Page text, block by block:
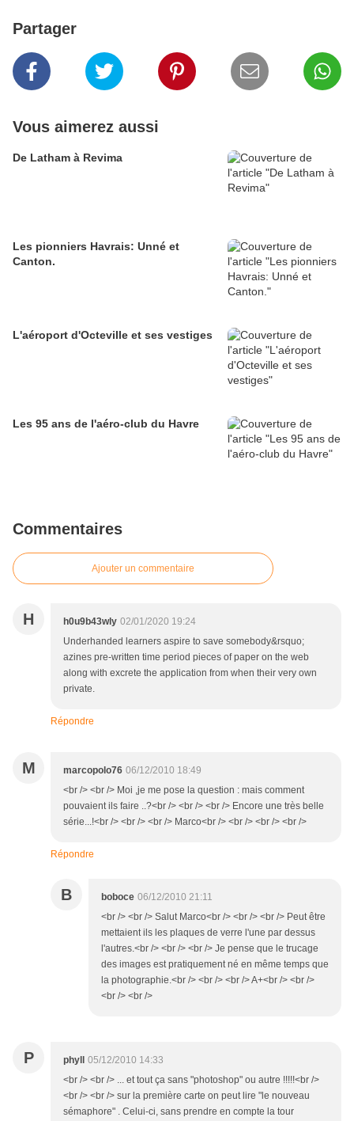
Partager
Vous aimerez aussi
De Latham à Revima
Les pionniers Havrais: Unné et
Canton.
L'aéroport d'Octeville et ses vestiges
Les 95 ans de l'aéro-club du Havre
Commentaires
Ajouter un commentaire
H h0u9b43wly 02/01/2020 19:24
Underhanded learners aspire to save somebody&rsquo;
azines pre-written time period pieces of paper on the web
along with excrete the application from when their very own
private.
Répondre
M marcopolo76 06/12/2010 18:49
<br /> <br /> Moi ,je me pose la question : mais comment
pouvaient ils faire ..?<br /> <br /> <br /> Encore une très belle
série...!<br /> <br /> <br /> Marco<br /> <br /> <br /> <br />
Répondre
B boboce 06/12/2010 21:11
<br /> <br /> Salut Marco<br /> <br /> <br /> Peut être
mettaient ils les plaques de verre l'une par dessus
l'autres.<br /> <br /> <br /> Je pense que le trucage
des images est pratiquement né en même temps que
la photographie.<br /> <br /> <br /> A+<br /> <br />
<br /> <br />
P phyll
05/12/2010 14:33
<br /> <br /> ... et tout ça sans "photoshop" ou autre !!!!!<br />
<br /> <br /> sur la première carte on peut lire "le nouveau
sémaphore" . Celui-ci, sans prendre en compte la tour